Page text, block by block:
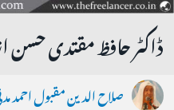
ڈاکٹر حافظ مقتدی حسن
صلاح الدین مقبول احمد